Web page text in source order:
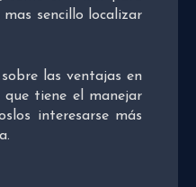
sencillo localizar
las ventajas en
que tiene el manejar
interesarse más